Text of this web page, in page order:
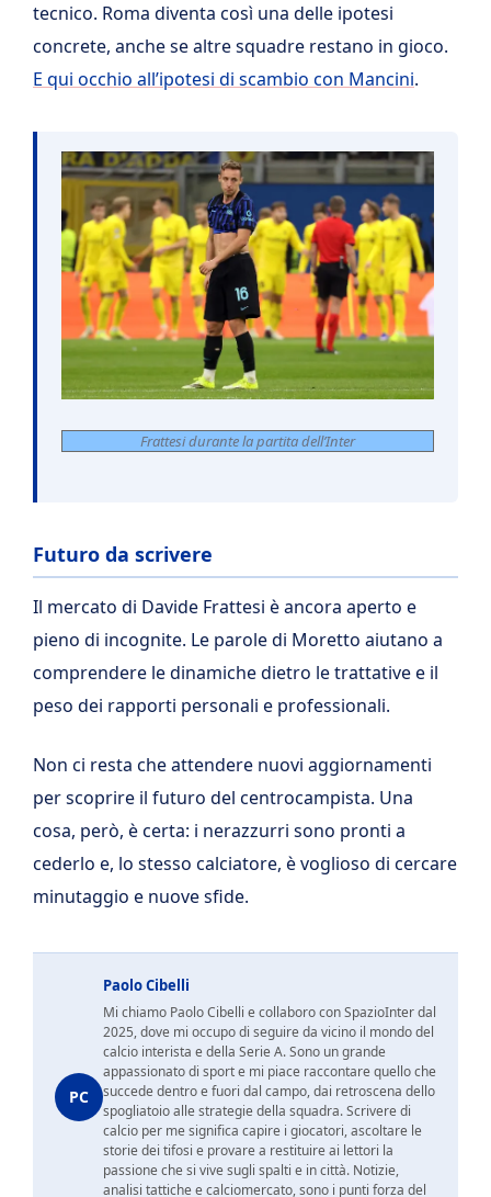
tecnico. Roma diventa così una delle ipotesi
concrete, anche se altre squadre restano in gioco.
E qui occhio all’ipotesi di scambio con Mancini.
Frattesi durante la partita dell’Inter
Futuro da scrivere
Il mercato di Davide Frattesi è ancora aperto e
pieno di incognite. Le parole di Moretto aiutano a
comprendere le dinamiche dietro le trattative e il
peso dei rapporti personali e professionali.
Non ci resta che attendere nuovi aggiornamenti
per scoprire il futuro del centrocampista. Una
cosa, però, è certa: i nerazzurri sono pronti a
cederlo e, lo stesso calciatore, è voglioso di cercare
minutaggio e nuove sfide.
PC
Paolo Cibelli
Mi chiamo Paolo Cibelli e collaboro con SpazioInter dal
2025, dove mi occupo di seguire da vicino il mondo del
calcio interista e della Serie A. Sono un grande
appassionato di sport e mi piace raccontare quello che
succede dentro e fuori dal campo, dai retroscena dello
spogliatoio alle strategie della squadra. Scrivere di
calcio per me significa capire i giocatori, ascoltare le
storie dei tifosi e provare a restituire ai lettori la
passione che si vive sugli spalti e in città. Notizie,
analisi tattiche e calciomercato, sono i punti forza del